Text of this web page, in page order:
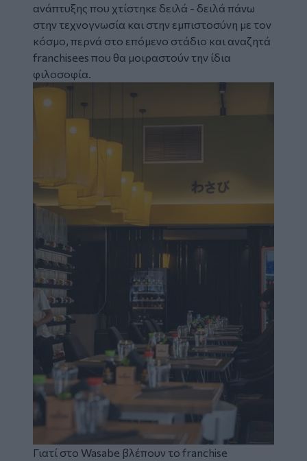
ανάπτυξης που χτίστηκε δειλά - δειλά πάνω
στην τεχνογνωσία και στην εμπιστοσύνη με τον
κόσμο, περνά στο επόμενο στάδιο και αναζητά
franchisees που θα μοιραστούν την ίδια
φιλοσοφία.
Image
Γιατί στο Wasabe βλέπουν το franchise